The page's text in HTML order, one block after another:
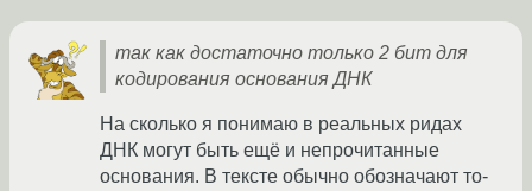
так как достаточно только 2 бит для
кодирования основания ДНК
На сколько я понимаю в реальных ридах
ДНК могут быть ещё и непрочитанные
основания. В тексте обычно обозначают то-